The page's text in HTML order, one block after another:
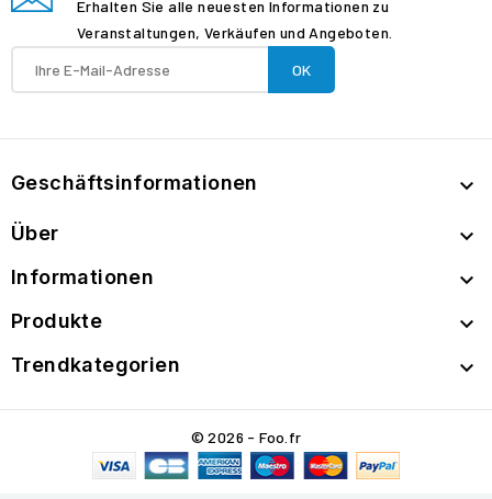
Erhalten Sie alle neuesten Informationen zu
Veranstaltungen, Verkäufen und Angeboten.
Geschäftsinformationen 
Über 
Informationen 
Produkte 
Trendkategorien 
© 2026 - Foo.fr